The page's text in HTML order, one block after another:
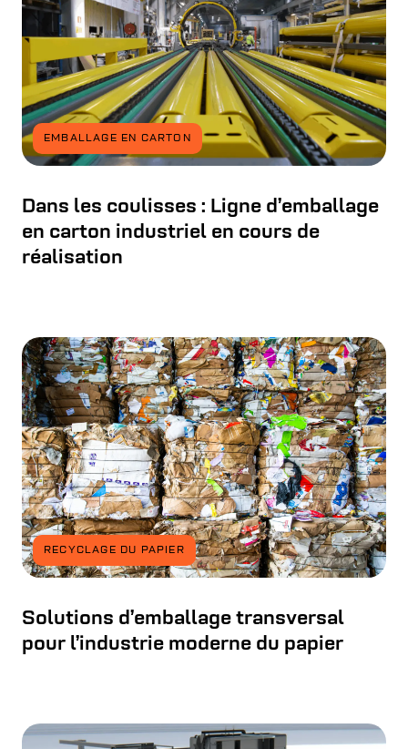
EMBALLAGE EN CARTON
Dans les coulisses : Ligne d’emballage
en carton industriel en cours de
réalisation
RECYCLAGE DU PAPIER
Solutions d’emballage transversal
pour l’industrie moderne du papier